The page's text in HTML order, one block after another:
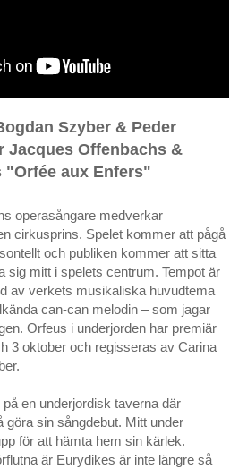
Dansteatern, Riksteatern,
november 1996 & SVT mars 1997
bastarder
People Center
(Hoffmanns äventyr),
och fall – opera av Bertolt
Umeå
Umeå
Szyber & Peder
Jacques Offenbachs &
"Orfée aux Enfers"
operasångare medverkar
cirkusprins. Spelet kommer att pågå
och publiken kommer att sitta
sig mitt i spelets centrum. Tempot är
av verkets musikaliska huvudtema
can-can melodin – som jagar
Orfeus i underjorden har premiär
3 oktober och regisseras av Carina
en underjordisk taverna där
göra sin sångdebut. Mitt under
för att hämta hem sin kärlek.
är Eurydikes är inte längre så